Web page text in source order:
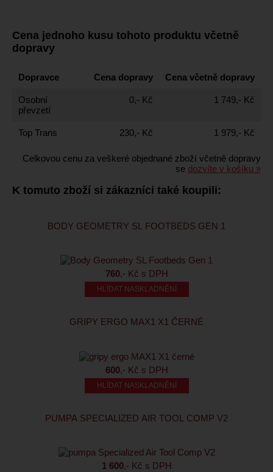
Cena jednoho kusu tohoto produktu včetně
dopravy
Dopravce Cena dopravy Cena včetně dopravy
Osobní
převzetí
0,- Kč 1 749,- Kč
Top Trans 230,- Kč 1 979,- Kč
Celkovou cenu za veškeré objednané zboží včetně dopravy
se dozvíte v košíku »
K tomuto zboží si zákazníci také koupili:
BODY GEOMETRY SL FOOTBEDS GEN 1
760,- Kč s DPH
HLÍDAT NASKLADNĚNÍ
GRIPY ERGO MAX1 X1 ČERNÉ
600,- Kč s DPH
HLÍDAT NASKLADNĚNÍ
PUMPA SPECIALIZED AIR TOOL COMP V2
1 600,- Kč s DPH